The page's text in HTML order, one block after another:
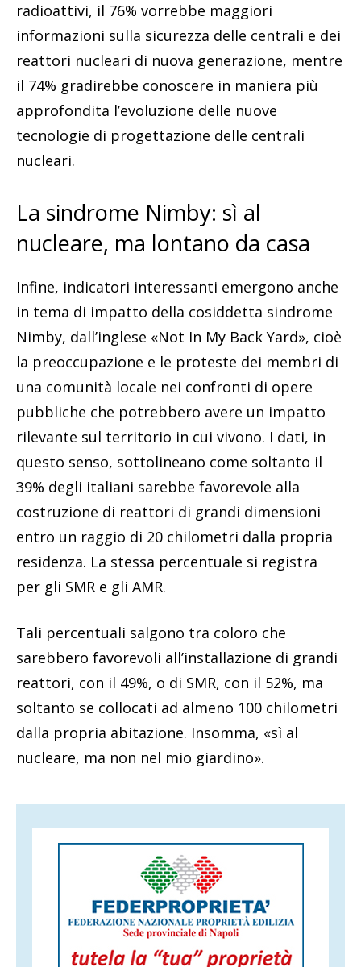
radioattivi, il 76% vorrebbe maggiori
informazioni sulla sicurezza delle centrali e dei
reattori nucleari di nuova generazione, mentre
il 74% gradirebbe conoscere in maniera più
approfondita l’evoluzione delle nuove
tecnologie di progettazione delle centrali
nucleari.
La sindrome Nimby: sì al
nucleare, ma lontano da casa
Infine, indicatori interessanti emergono anche
in tema di impatto della cosiddetta sindrome
Nimby, dall’inglese «Not In My Back Yard», cioè
la preoccupazione e le proteste dei membri di
una comunità locale nei confronti di opere
pubbliche che potrebbero avere un impatto
rilevante sul territorio in cui vivono. I dati, in
questo senso, sottolineano come soltanto il
39% degli italiani sarebbe favorevole alla
costruzione di reattori di grandi dimensioni
entro un raggio di 20 chilometri dalla propria
residenza. La stessa percentuale si registra
per gli SMR e gli AMR.
Tali percentuali salgono tra coloro che
sarebbero favorevoli all’installazione di grandi
reattori, con il 49%, o di SMR, con il 52%, ma
soltanto se collocati ad almeno 100 chilometri
dalla propria abitazione. Insomma, «sì al
nucleare, ma non nel mio giardino».